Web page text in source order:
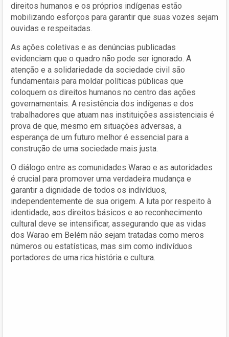
direitos humanos e os próprios indígenas estão
mobilizando esforços para garantir que suas vozes sejam
ouvidas e respeitadas.
As ações coletivas e as denúncias publicadas
evidenciam que o quadro não pode ser ignorado. A
atenção e a solidariedade da sociedade civil são
fundamentais para moldar políticas públicas que
coloquem os direitos humanos no centro das ações
governamentais. A resistência dos indígenas e dos
trabalhadores que atuam nas instituições assistenciais é
prova de que, mesmo em situações adversas, a
esperança de um futuro melhor é essencial para a
construção de uma sociedade mais justa.
O diálogo entre as comunidades Warao e as autoridades
é crucial para promover uma verdadeira mudança e
garantir a dignidade de todos os indivíduos,
independentemente de sua origem. A luta por respeito à
identidade, aos direitos básicos e ao reconhecimento
cultural deve se intensificar, assegurando que as vidas
dos Warao em Belém não sejam tratadas como meros
números ou estatísticas, mas sim como indivíduos
portadores de uma rica história e cultura.